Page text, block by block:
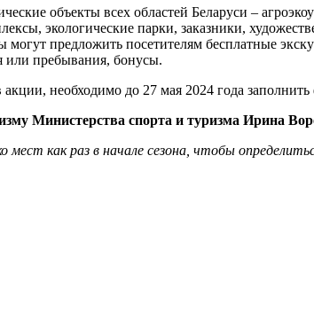
объекты всех областей Беларуси –
экологические парки, заказники,
предложить посетителям бесплатные
или пребывания, бонусы.
акции, необходимо до 27 мая 2024 года
Министерства спорта и туризма Ирина
мест как раз в начале сезона, чтобы